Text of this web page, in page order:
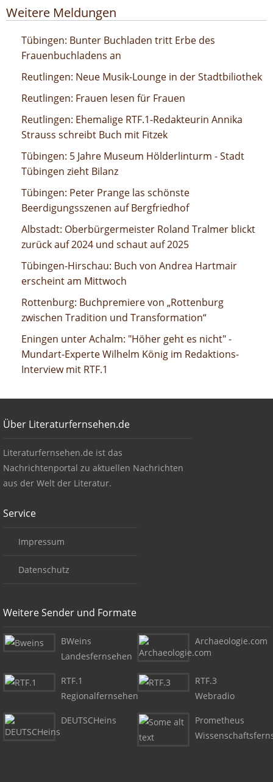
Weitere Meldungen
Bunter Buchladen tritt Erbe des Frauenbuchladens an
Tübingen: Bunter Buchladen tritt Erbe des
Frauenbuchladens an
Neue Musik-Lounge in der Stadtbiliothek
Reutlingen: Neue Musik-Lounge in der Stadtbiliothek
Frauen lesen für Frauen
Reutlingen: Frauen lesen für Frauen
Ehemalige RTF.1-Redakteurin Annika Strauss schreibt
Buch mit Fitzek
Reutlingen: Ehemalige RTF.1-Redakteurin Annika
Strauss schreibt Buch mit Fitzek
5 Jahre Museum Hölderlinturm - Stadt Tübingen zieht
Bilanz
Tübingen: 5 Jahre Museum Hölderlinturm - Stadt
Tübingen zieht Bilanz
Peter Prange las schönste Beerdigungsszenen auf
Bergfriedhof
Tübingen: Peter Prange las schönste
Beerdigungsszenen auf Bergfriedhof
Oberbürgermeister Roland Tralmer blickt zurück auf 2024
und schaut auf 2025
Albstadt: Oberbürgermeister Roland Tralmer blickt
zurück auf 2024 und schaut auf 2025
Buch von Andrea Hartmair erscheint am Mittwoch
Tübingen-Hirschau: Buch von Andrea Hartmair
erscheint am Mittwoch
Buchpremiere von „Rottenburg zwischen Tradition und
Transformation“
Rottenburg: Buchpremiere von „Rottenburg
zwischen Tradition und Transformation“
"Höher geht es nicht" - Mundart-Experte Wilhelm König im
Redaktions-Interview mit RTF.1
Eningen unter Achalm: "Höher geht es nicht" -
Mundart-Experte Wilhelm König im Redaktions-
Interview mit RTF.1
Über Literaturfernsehen.de
Über Literaturfernsehen.de
Literaturfernsehen.de ist das
Nachrichtenportal zu aktuellen Nachrichten
aus der Welt der Literatur.
Service
Impressum
Datenschutz
Weitere Sender und Formate
BWeins
Landesfernsehen
RTF.1
Regionalfernsehen
DEUTSCHeins
Archaeologie.com
RTF.3
Webradio
Prometheus